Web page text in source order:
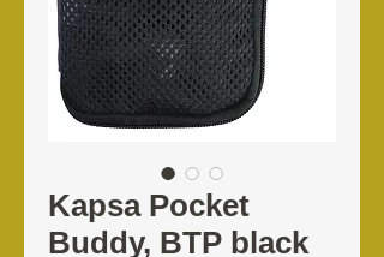
Kapsa Pocket
Buddy, BTP black